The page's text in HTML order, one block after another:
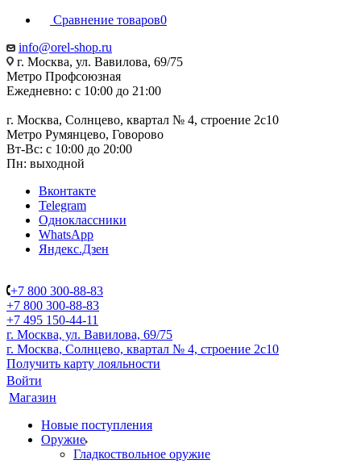
Сравнение товаров0
info@orel-shop.ru
г. Москва, ул. Вавилова, 69/75
Метро Профсоюзная
Ежедневно: с 10:00 до 21:00
г. Москва, Солнцево, квартал № 4, строение 2с10
Метро Румянцево, Говорово
Вт-Вс: с 10:00 до 20:00
Пн: выходной
Вконтакте
Telegram
Одноклассники
WhatsApp
Яндекс.Дзен
+7 800 300-88-83
+7 800 300-88-83
+7 495 150-44-11
г. Москва, ул. Вавилова, 69/75
г. Москва, Солнцево, квартал № 4, строение 2с10
Получить карту лояльности
Войти
Магазин
Новые поступления
Оружие
Гладкоствольное оружие